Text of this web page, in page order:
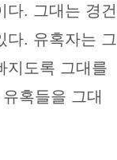
다. 그대는 경건
다. 유혹자는 그
지도록 그대를
혹들을 그대